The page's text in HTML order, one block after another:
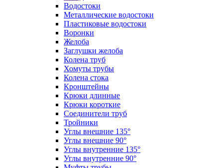
Водостоки
Металлические водостоки
Пластиковые водостоки
Воронки
Желоба
Заглушки желоба
Колена труб
Хомуты трубы
Колена стока
Кронштейны
Крюки длинные
Крюки короткие
Соединители труб
Тройники
Углы внешние 135°
Углы внешние 90°
Углы внутренние 135°
Углы внутренние 90°